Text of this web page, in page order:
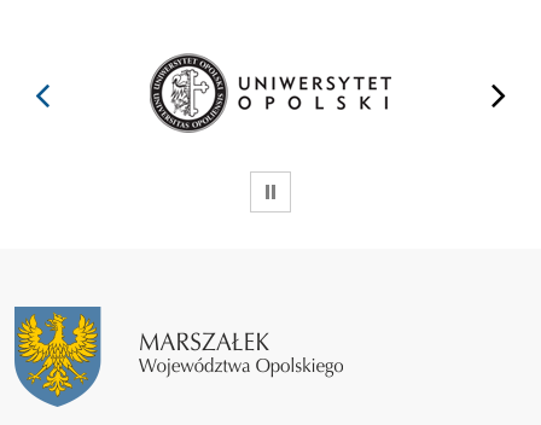
prev next
WSTRZYMAJ